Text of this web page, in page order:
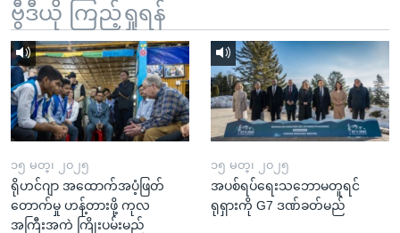
ဗွီဒီယို ကြည့်ရှုရန်
၁၅ မတ္၊ ၂၀၂၅
ရိုဟင်ဂျာ အထောက်အပံ့ဖြတ်
တောက်မှု ဟန့်တားဖို့ ကုလ
အကြီးအကဲ ကြိုးပမ်းမည်
၁၅ မတ္၊ ၂၀၂၅
အပစ်ရပ်ရေးသဘောမတူရင်
ရုရှားကို G7 ဒဏ်ခတ်မည်